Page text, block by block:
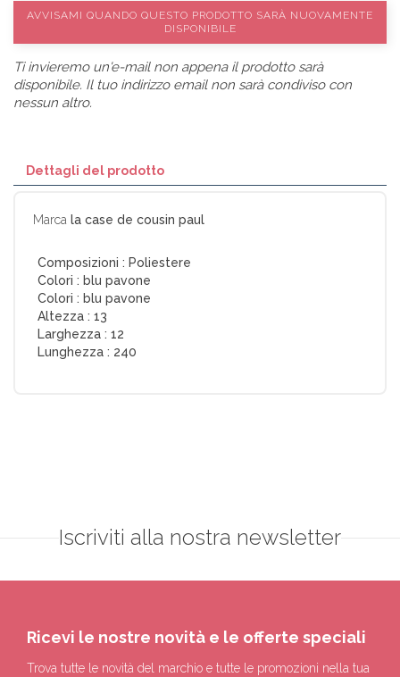
AVVISAMI QUANDO QUESTO PRODOTTO SARÀ NUOVAMENTE
DISPONIBILE
Ti invieremo un'e-mail non appena il prodotto sarà
disponibile. Il tuo indirizzo email non sarà condiviso con
nessun altro.
Dettagli del prodotto
Marca la case de cousin paul
Composizioni : Poliestere
Colori : blu pavone
Colori : blu pavone
Altezza : 13
Larghezza : 12
Lunghezza : 240
Iscriviti alla nostra newsletter
Ricevi le nostre novità e le offerte speciali
Trova tutte le novità del marchio e tutte le promozioni nella tua